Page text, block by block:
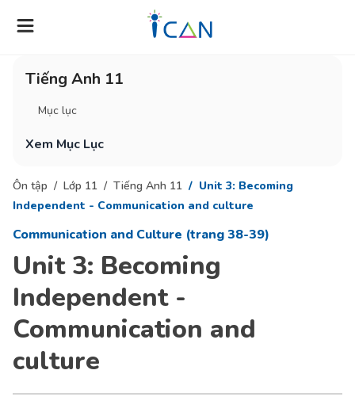
Tiếng Anh 11
Mục lục
Xem Mục Lục
Ôn tập Lớp 11 Tiếng Anh 11
Unit 3: Becoming
Independent - Communication and culture
Communication and Culture (trang 38-39)
Unit 3: Becoming
Independent -
Communication and
culture